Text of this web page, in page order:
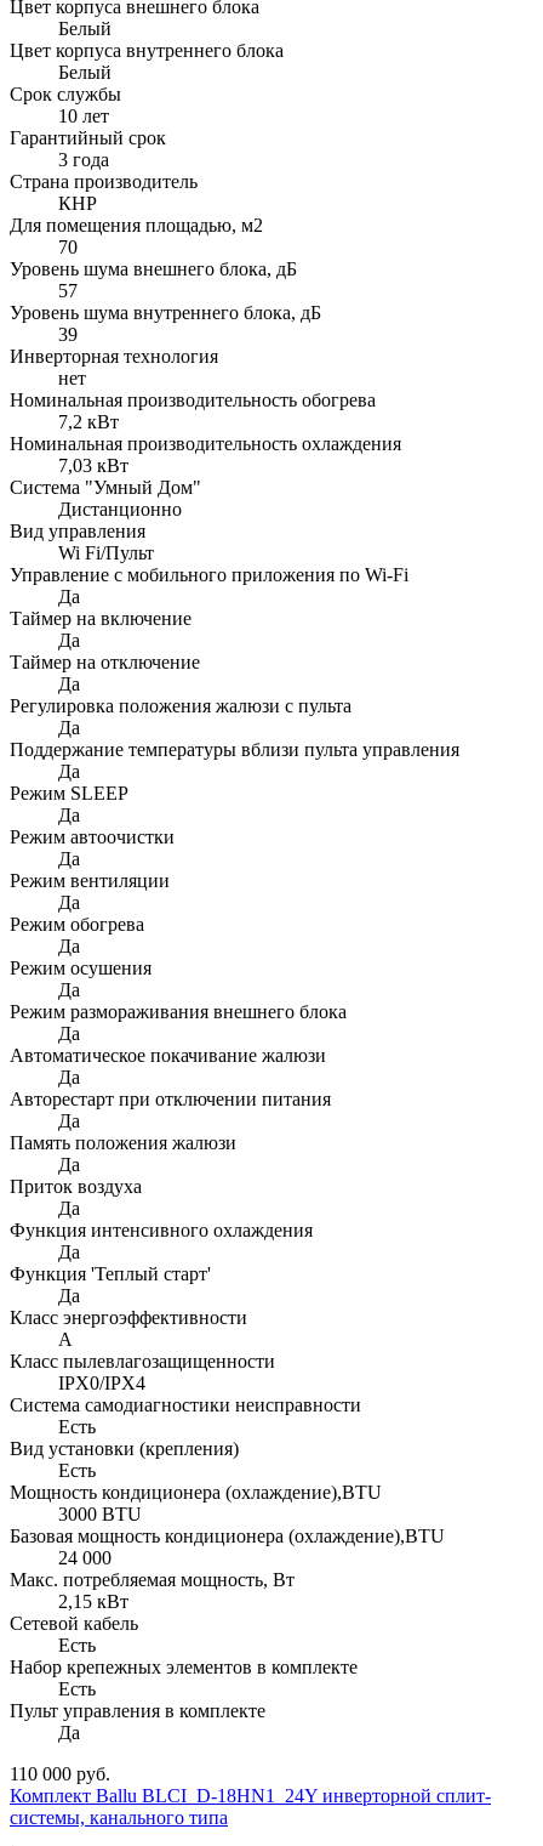
Цвет корпуса внешнего блока
Белый
Цвет корпуса внутреннего блока
Белый
Срок службы
10 лет
Гарантийный срок
3 года
Страна производитель
КНР
Для помещения площадью, м2
70
Уровень шума внешнего блока, дБ
57
Уровень шума внутреннего блока, дБ
39
Инверторная технология
нет
Номинальная производительность обогрева
7,2 кВт
Номинальная производительность охлаждения
7,03 кВт
Система "Умный Дом"
Дистанционно
Вид управления
Wi Fi/Пульт
Управление c мобильного приложения по Wi-Fi
Да
Таймер на включение
Да
Таймер на отключение
Да
Регулировка положения жалюзи с пульта
Да
Поддержание температуры вблизи пульта управления
Да
Режим SLEEP
Да
Режим автоочистки
Да
Режим вентиляции
Да
Режим обогрева
Да
Режим осушения
Да
Режим размораживания внешнего блока
Да
Автоматическое покачивание жалюзи
Да
Авторестарт при отключении питания
Да
Память положения жалюзи
Да
Приток воздуха
Да
Функция интенсивного охлаждения
Да
Функция 'Теплый старт'
Да
Класс энергоэффективности
А
Класс пылевлагозащищенности
IPX0/IPX4
Система самодиагностики неисправности
Есть
Вид установки (крепления)
Есть
Мощность кондиционера (охлаждение),BTU
3000 BTU
Базовая мощность кондиционера (охлаждение),BTU
24 000
Макс. потребляемая мощность, Вт
2,15 кВт
Сетевой кабель
Есть
Набор крепежных элементов в комплекте
Есть
Пульт управления в комплекте
Да
110 000 руб.
Комплект Ballu BLCI_D-18HN1_24Y инверторной сплит-
системы, канального типа